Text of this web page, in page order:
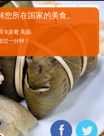
所在国家的美食。
0 菜肴 美国.
过一分钟！